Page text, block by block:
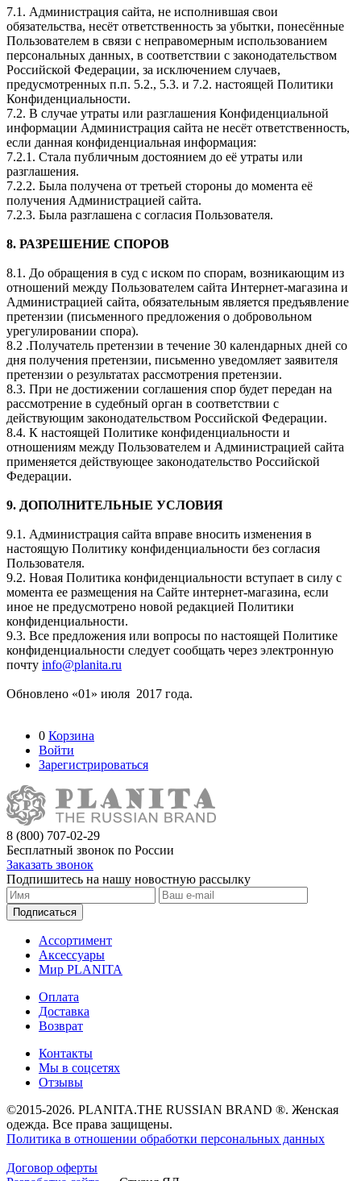
7.1. Администрация сайта, не исполнившая свои
обязательства, несёт ответственность за убытки, понесённые
Пользователем в связи с неправомерным использованием
персональных данных, в соответствии с законодательством
Российской Федерации, за исключением случаев,
предусмотренных п.п. 5.2., 5.3. и 7.2. настоящей Политики
Конфиденциальности.
7.2. В случае утраты или разглашения Конфиденциальной
информации Администрация сайта не несёт ответственность,
если данная конфиденциальная информация:
7.2.1. Стала публичным достоянием до её утраты или
разглашения.
7.2.2. Была получена от третьей стороны до момента её
получения Администрацией сайта.
7.2.3. Была разглашена с согласия Пользователя.
8. РАЗРЕШЕНИЕ СПОРОВ
8.1. До обращения в суд с иском по спорам, возникающим из
отношений между Пользователем сайта Интернет-магазина и
Администрацией сайта, обязательным является предъявление
претензии (письменного предложения о добровольном
урегулировании спора).
8.2 .Получатель претензии в течение 30 календарных дней со
дня получения претензии, письменно уведомляет заявителя
претензии о результатах рассмотрения претензии.
8.3. При не достижении соглашения спор будет передан на
рассмотрение в судебный орган в соответствии с
действующим законодательством Российской Федерации.
8.4. К настоящей Политике конфиденциальности и
отношениям между Пользователем и Администрацией сайта
применяется действующее законодательство Российской
Федерации.
9. ДОПОЛНИТЕЛЬНЫЕ УСЛОВИЯ
9.1. Администрация сайта вправе вносить изменения в
настоящую Политику конфиденциальности без согласия
Пользователя.
9.2. Новая Политика конфиденциальности вступает в силу с
момента ее размещения на Сайте интернет-магазина, если
иное не предусмотрено новой редакцией Политики
конфиденциальности.
9.3. Все предложения или вопросы по настоящей Политике
конфиденциальности следует сообщать через электронную
почту info@planita.ru
Обновлено «01» июля 2017 года.
0 Корзина
Войти
Зарегистрироваться
8 (800) 707-02-29
Бесплатный звонок по России
Заказать звонок
Подпишитесь на нашу новостную рассылку
Подписаться
Ассортимент
Аксессуары
Мир PLANITA
Оплата
Доставка
Возврат
Контакты
Мы в соцсетях
Отзывы
©2015-2026. PLANITA.THE RUSSIAN BRAND ®. Женская
одежда. Все права защищены.
Политика в отношении обработки персональных данных
Договор оферты